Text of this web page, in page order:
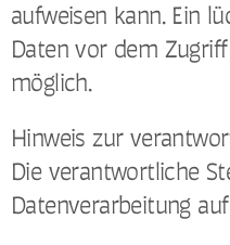
aufweisen kann. Ein
Daten vor dem
möglich.
Hinweis zur
Die verantwortliche
Datenverarbeitung